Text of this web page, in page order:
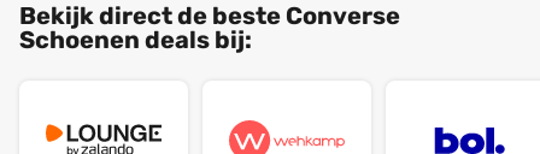
Bekijk direct de beste Converse
Schoenen deals bij: